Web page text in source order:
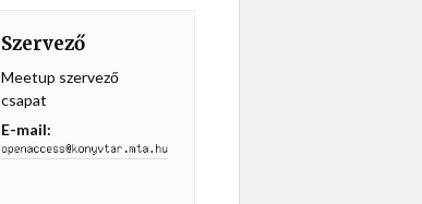
Szervező
Meetup szervező
csapat
E-mail: